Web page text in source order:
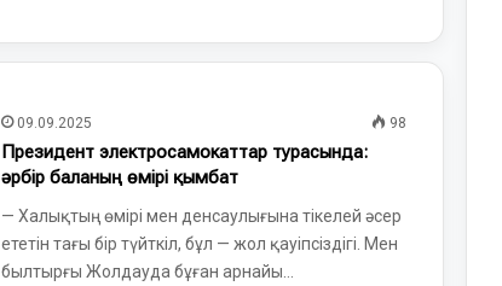
09.09.2025 98
Президент электросамокаттар турасында:
әрбір баланың өмірі қымбат
— Халықтың өмірі мен денсаулығына тікелей әсер
ететін тағы бір түйткіл, бұл — жол қауіпсіздігі. Мен
былтырғы Жолдауда бұған арнайы…